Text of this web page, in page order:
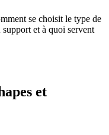
se choisit le type de
et à quoi servent
et